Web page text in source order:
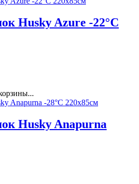
Husky Azure -22°С
Husky Anapurna